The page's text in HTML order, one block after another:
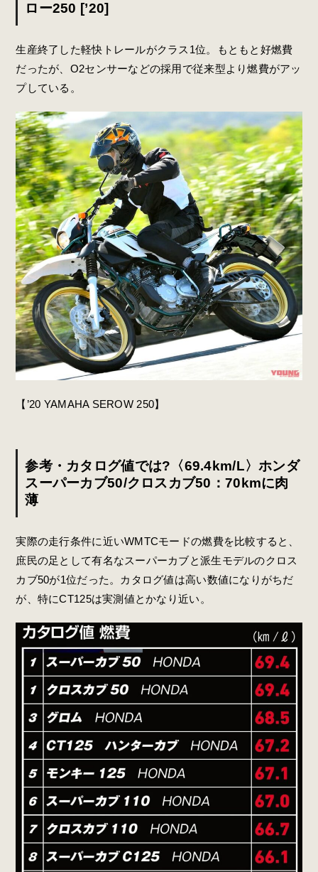
ロー250 [’20]
生産終了した軽快トレールがクラス1位。もともと好燃費
だったが、O2センサーなどの採用で従来型より燃費がアッ
プしている。
【’20 YAMAHA SEROW 250】
参考・カタログ値では?〈69.4km/L〉ホンダ
スーパーカブ50/クロスカブ50：70kmに肉
薄
実際の走行条件に近いWMTCモードの燃費を比較すると、
庶民の足として有名なスーパーカブと派生モデルのクロス
カブ50が1位だった。カタログ値は高い数値になりがちだ
が、特にCT125は実測値とかなり近い。